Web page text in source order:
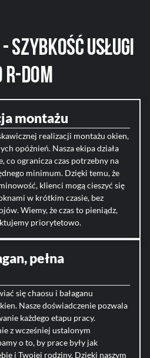
szybkość usługi
DOM
montażu
realizacji montażu okien,
opóźnień. Nasza ekipa działa
co ogranicza czas potrzebny na
minimum. Dzięki temu, że
klienci mogą cieszyć się
w krótkim czasie, bez
Wiemy, że czas to pieniądz,
priorytetowo.
pełna
się chaosu i bałaganu
Nasze doświadczenie pozwala
każdego etapu pracy.
z wcześniej ustalonym
o to, by prace były jak
i Twojej rodziny. Dzięki naszym